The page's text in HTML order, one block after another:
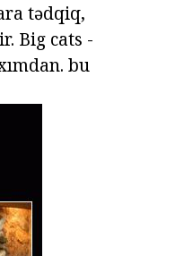
tədqiq,
Big cats -
bu